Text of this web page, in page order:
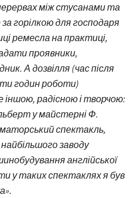
між стусанами та
горілкою для господаря
ремесла на практиці,
проявники,
А дозвілля (час після
годин роботи)
радісною і творчою:
у майстерні Ф.
спектакль,
заводу
англійської
у таких спектаклях я був